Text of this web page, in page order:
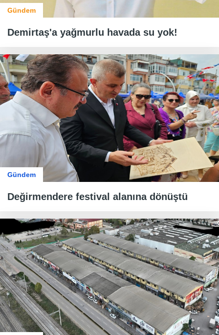
Gündem
Demirtaş'a yağmurlu havada su yok!
Gündem
Değirmendere festival alanına dönüştü